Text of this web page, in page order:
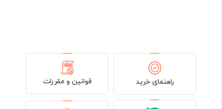
راهنمای خرید قوانین و مقررات